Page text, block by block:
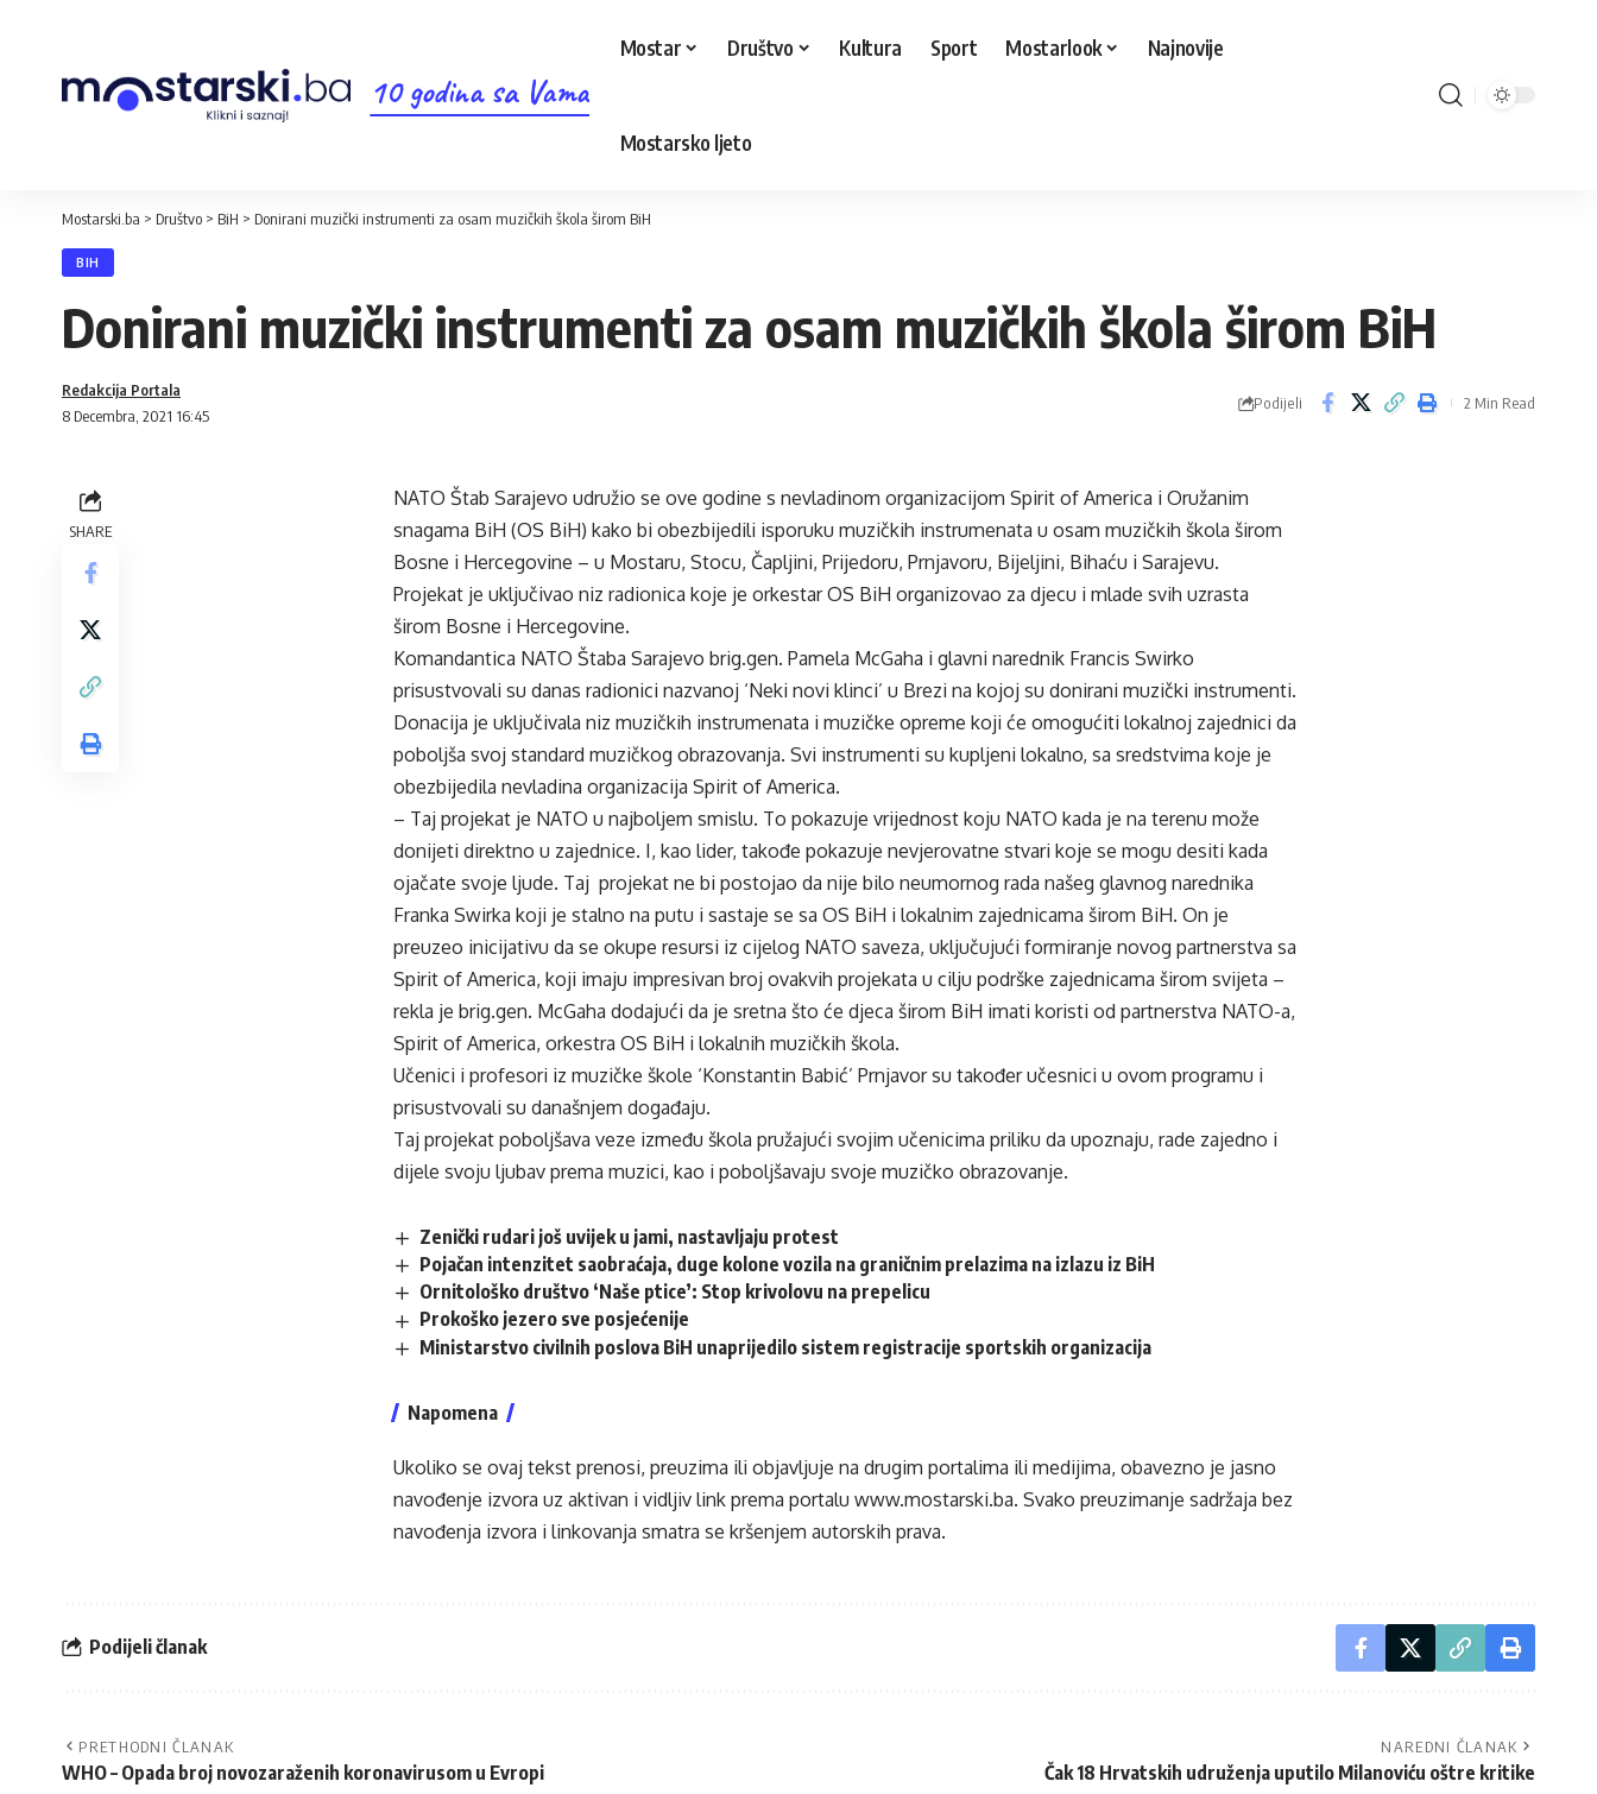
10 godina sa Vama
Mostar Društvo Kultura Sport Mostarlook Najnovije
Mostarsko ljeto
Mostarski.ba > Društvo > BiH > Donirani muzički instrumenti za osam muzičkih škola širom BiH
BIH
Donirani muzički instrumenti za osam muzičkih škola širom BiH
8 Decembra, 2021 16:45
Redakcija Portala
Podijeli 2 Min Read
SHARE
NATO Štab Sarajevo udružio se ove godine s nevladinom organizacijom Spirit of America i Oružanim
snagama BiH (OS BiH) kako bi obezbijedili isporuku muzičkih instrumenata u osam muzičkih škola širom
Bosne i Hercegovine – u Mostaru, Stocu, Čapljini, Prijedoru, Prnjavoru, Bijeljini, Bihaću i Sarajevu.
Projekat je uključivao niz radionica koje je orkestar OS BiH organizovao za djecu i mlade svih uzrasta
širom Bosne i Hercegovine.
Komandantica NATO Štaba Sarajevo brig.gen. Pamela McGaha i glavni narednik Francis Swirko
prisustvovali su danas radionici nazvanoj ‘Neki novi klinci’ u Brezi na kojoj su donirani muzički instrumenti.
Donacija je uključivala niz muzičkih instrumenata i muzičke opreme koji će omogućiti lokalnoj zajednici da
poboljša svoj standard muzičkog obrazovanja. Svi instrumenti su kupljeni lokalno, sa sredstvima koje je
obezbijedila nevladina organizacija Spirit of America.
– Taj projekat je NATO u najboljem smislu. To pokazuje vrijednost koju NATO kada je na terenu može
donijeti direktno u zajednice. I, kao lider, takođe pokazuje nevjerovatne stvari koje se mogu desiti kada
ojačate svoje ljude. Taj projekat ne bi postojao da nije bilo neumornog rada našeg glavnog narednika
Franka Swirka koji je stalno na putu i sastaje se sa OS BiH i lokalnim zajednicama širom BiH. On je
preuzeo inicijativu da se okupe resursi iz cijelog NATO saveza, uključujući formiranje novog partnerstva sa
Spirit of America, koji imaju impresivan broj ovakvih projekata u cilju podrške zajednicama širom svijeta –
rekla je brig.gen. McGaha dodajući da je sretna što će djeca širom BiH imati koristi od partnerstva NATO-a,
Spirit of America, orkestra OS BiH i lokalnih muzičkih škola.
Učenici i profesori iz muzičke škole ‘Konstantin Babić’ Prnjavor su također učesnici u ovom programu i
prisustvovali su današnjem događaju.
Taj projekat poboljšava veze između škola pružajući svojim učenicima priliku da upoznaju, rade zajedno i
dijele svoju ljubav prema muzici, kao i poboljšavaju svoje muzičko obrazovanje.
Zenički rudari još uvijek u jami, nastavljaju protest
Pojačan intenzitet saobraćaja, duge kolone vozila na graničnim prelazima na izlazu iz BiH
Ornitološko društvo ‘Naše ptice’: Stop krivolovu na prepelicu
Prokoško jezero sve posjećenije
Ministarstvo civilnih poslova BiH unaprijedilo sistem registracije sportskih organizacija
Napomena
Ukoliko se ovaj tekst prenosi, preuzima ili objavljuje na drugim portalima ili medijima, obavezno je jasno
navođenje izvora uz aktivan i vidljiv link prema portalu www.mostarski.ba. Svako preuzimanje sadržaja bez
navođenja izvora i linkovanja smatra se kršenjem autorskih prava.
Podijeli članak
PRETHODNI ČLANAK
WHO – Opada broj novozaraženih koronavirusom u Evropi
NAREDNI ČLANAK
Čak 18 Hrvatskih udruženja uputilo Milanoviću oštre kritike